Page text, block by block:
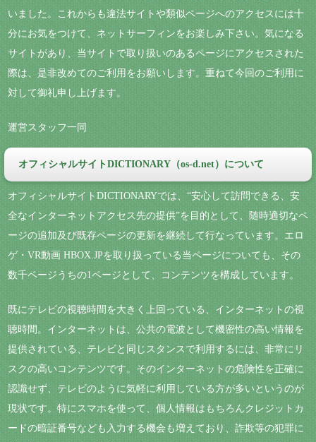
いました。これからも違法サイトや類似ページへのアクセスには十
分にお気をつけて、ネットサーフィンをお楽しみ下さい。気になる
サイトがあり、当サイトで取り扱いのあるページにアクセスされた
際は、是非改めてのご利用をお願いします。重ねて今回のご利用に
対して御礼申し上げます。
運営スタッフ一同
オフィシャルサイトDICTIONARY（os-d.net）について
オフィシャルサイトDICTIONARYでは、“安心して訪問できる、安
全なインターネットアクセス先の提供”を目的として、随時適切なペ
ージの追加及び既存ページの更新を継続して行なっています。エロ
ゲ・VR動画 HBOX.JPを取り扱っている当ページについても、その
数千ページうちの1ページとして、コンテンツを構成しています。
既にテレビの視聴時間を大きく上回っている、インターネットの視
聴時間。インターネットは、公共の電波として機密性の高い情報を
提供されている、テレビと同じスタンスで利用するには、非常にリ
スクの高いコンテンツです。そのインターネットの危険性を正確に
認識せず、テレビのように気軽に利用している方が多いというのが
現状です。特にスマホを使って、個人情報はもちろんクレジットカ
ードの暗証番号なども入力する機会も増えており、詐欺等の犯罪に